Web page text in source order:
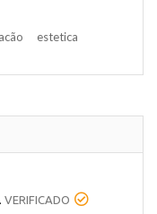
estetica
VERIFICADO